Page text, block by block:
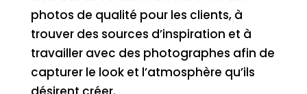
photos de qualité pour les clients, à
trouver des sources d’inspiration et à
travailler avec des photographes afin de
capturer le look et l’atmosphère qu’ils